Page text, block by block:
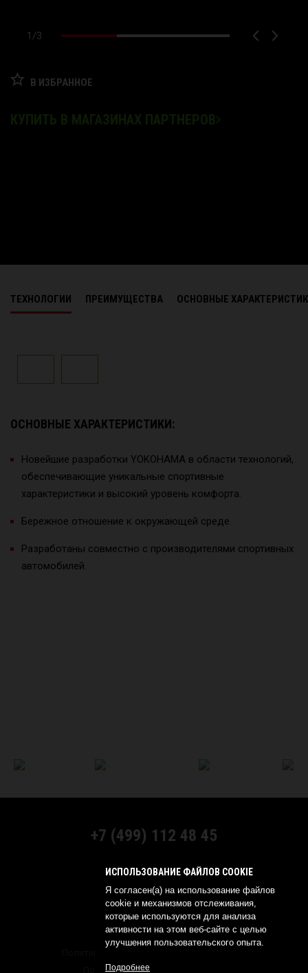
1 /3
В ИЗБРАННОЕ
КУПИТЬ В МАГАЗИНАХ ПАРТНЕРОВ
ТЕХНОЛОГИИ ПРЕИМУЩЕСТВА ОСНОВНЫЕ
ОСНОВНЫЕ ХАРАКТЕРИСТИКИ:
Новейшие разработки YOKOHAMA в области технологий,
обеспечивающие уникальные спортивные
характеристики и высокий уровень комфорта.
Бережное отношение к окружающей среде.
Разработаны совместно с производителями спортивных
автомобилей.
+7 (499) 112 48 45
МЫ В СОЦСЕТЯХ:
© 2026 YOKOHAMA RUSSIA
Политика о конфиденциальности
ИСПОЛЬЗОВАНИЕ ФАЙЛОВ COOKIE
Я согласен(а) на использование файлов
cookie и механизмов отслеживания,
которые используются для анализа
активности на этом веб-сайте с целью
улучшения пользовательского опыта.
Подробнее